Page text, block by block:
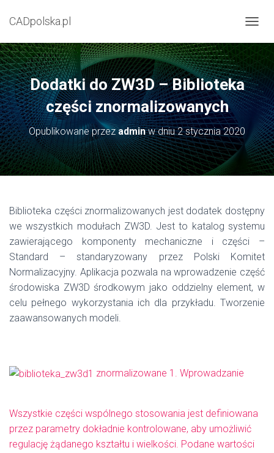
CADpolska.pl
R
Z
E
Ł
Ą
C
A
W
I
G
Ę
Dodatki do ZW3D – Biblioteka
części znormalizowanych
Opublikowane przezadminw dniu2 stycznia 2020
Biblioteka części znormalizowanych jest dodatek dostępny
we wszystkich modułach ZW3D. Jest to katalog systemu
zawierającego komponenty mechaniczne i części –
Standard – standaryzowany przez Polski Komitet
Normalizacyjny. Aplikacja pozwala na wprowadzenie część
środowiska ZW3D środkowym jako oddzielny element, w
celu pełnego wykorzystania ich dla przykładu. Tworzenie
zaawansowanych modeli.
znormalizowane 1. Wprowadzanie
Wszystkie części wspólnego stosowania jest definiowana
przez parametry dokładnie kontrolowane, aby umożliwić
regulację żądanego kształtu i wielkości. Podane wartości